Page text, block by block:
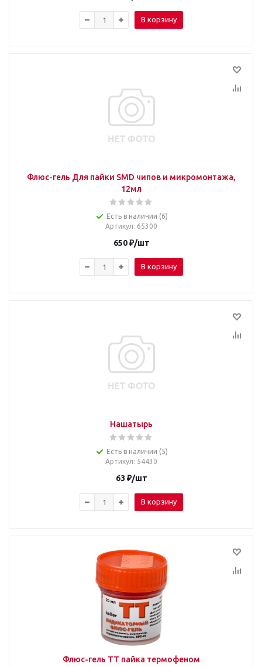
В корзину
Флюс-гель Для пайки SMD чипов и микромонтажа,
12мл
Есть в наличии (6)
Артикул: 65300
650₽/шт
В корзину
Нашатырь
Есть в наличии (5)
Артикул: 54430
63 ₽/шт
В корзину
Флюс-гель ТТ пайка термофеном